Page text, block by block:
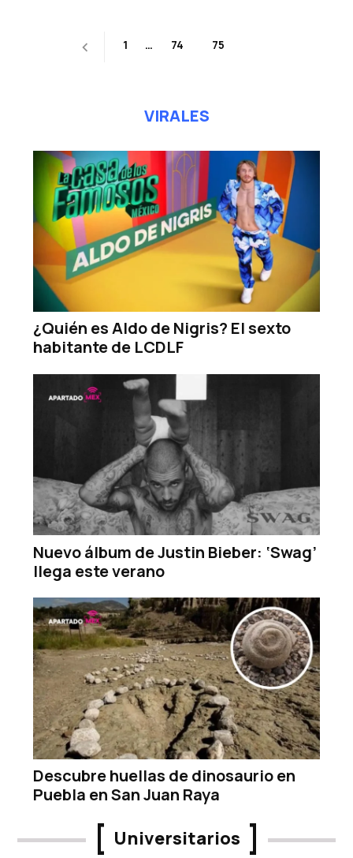
Paginación1 … 74 75
VIRALES
¿Quién es Aldo de Nigris? El sexto
habitante de LCDLF
Nuevo álbum de Justin Bieber: ‘Swag’
llega este verano
Descubre huellas de dinosaurio en
Puebla en San Juan Raya
Universitarios